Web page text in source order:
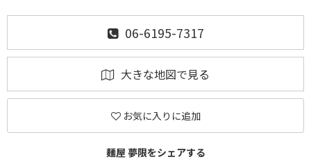
06-6195-7317
大きな地図で見る
お気に入りに追加
麺屋 夢限をシェアする